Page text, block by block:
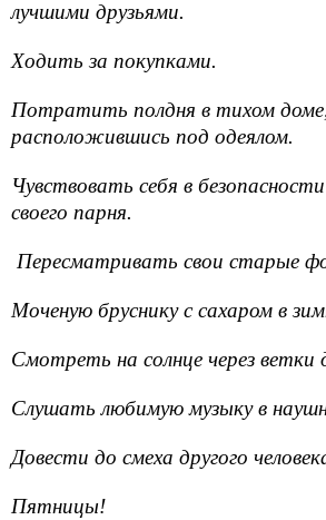
лучшими друзьями.
Ходить за покупками.
Потратить полдня в тихом
расположившись под одеялом.
Чувствовать себя в
своего парня.
Пересматривать свои старые
Моченую бруснику с сахаром в
Смотреть на солнце через ветки
Слушать любимую музыку в
Довести до смеха другого
Пятницы!